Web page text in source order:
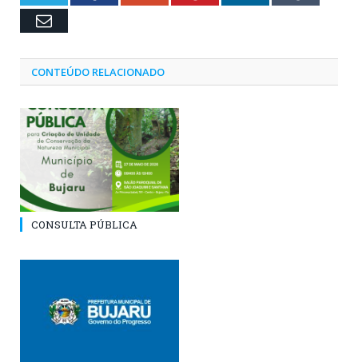
Email
CONTEÚDO RELACIONADO
CONSULTA PÚBLICA